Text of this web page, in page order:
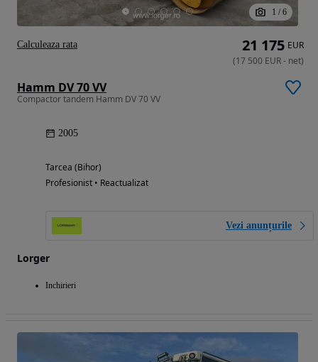
1 / 6
Hamm DV 70 VV
Compactor tandem Hamm DV 70 VV
2005
Tarcea (Bihor)
Profesionist • Reactualizat
Vezi anunțurile
Lorger
Inchirieri
21 175 EUR
(17 500 EUR- net)
Calculeaza rata